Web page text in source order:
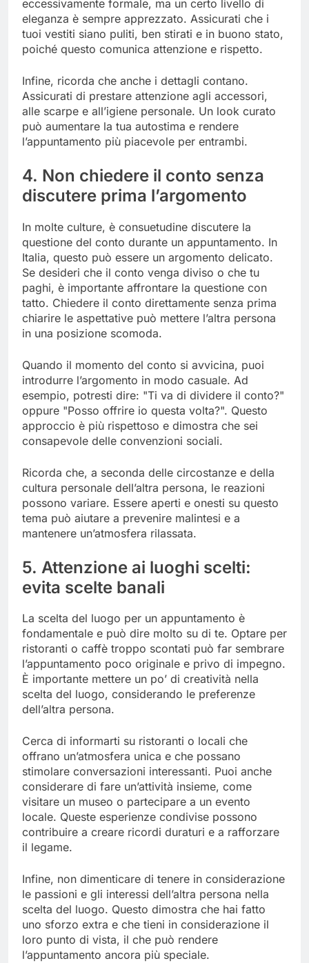
eccessivamente formale, ma un certo livello di
eleganza è sempre apprezzato. Assicurati che i
tuoi vestiti siano puliti, ben stirati e in buono stato,
poiché questo comunica attenzione e rispetto.
Infine, ricorda che anche i dettagli contano.
Assicurati di prestare attenzione agli accessori,
alle scarpe e all’igiene personale. Un look curato
può aumentare la tua autostima e rendere
l’appuntamento più piacevole per entrambi.
4. Non chiedere il conto senza
discutere prima l’argomento
In molte culture, è consuetudine discutere la
questione del conto durante un appuntamento. In
Italia, questo può essere un argomento delicato.
Se desideri che il conto venga diviso o che tu
paghi, è importante affrontare la questione con
tatto. Chiedere il conto direttamente senza prima
chiarire le aspettative può mettere l’altra persona
in una posizione scomoda.
Quando il momento del conto si avvicina, puoi
introdurre l’argomento in modo casuale. Ad
esempio, potresti dire: "Ti va di dividere il conto?"
oppure "Posso offrire io questa volta?". Questo
approccio è più rispettoso e dimostra che sei
consapevole delle convenzioni sociali.
Ricorda che, a seconda delle circostanze e della
cultura personale dell’altra persona, le reazioni
possono variare. Essere aperti e onesti su questo
tema può aiutare a prevenire malintesi e a
mantenere un’atmosfera rilassata.
5. Attenzione ai luoghi scelti:
evita scelte banali
La scelta del luogo per un appuntamento è
fondamentale e può dire molto su di te. Optare per
ristoranti o caffè troppo scontati può far sembrare
l’appuntamento poco originale e privo di impegno.
È importante mettere un po’ di creatività nella
scelta del luogo, considerando le preferenze
dell’altra persona.
Cerca di informarti su ristoranti o locali che
offrano un’atmosfera unica e che possano
stimolare conversazioni interessanti. Puoi anche
considerare di fare un’attività insieme, come
visitare un museo o partecipare a un evento
locale. Queste esperienze condivise possono
contribuire a creare ricordi duraturi e a rafforzare
il legame.
Infine, non dimenticare di tenere in considerazione
le passioni e gli interessi dell’altra persona nella
scelta del luogo. Questo dimostra che hai fatto
uno sforzo extra e che tieni in considerazione il
loro punto di vista, il che può rendere
l’appuntamento ancora più speciale.